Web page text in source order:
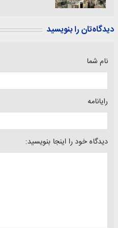
دیدگاه‌تان را بنویسید
نام شما
رایانامه
دیدگاه خود را اینجا بنویسید: